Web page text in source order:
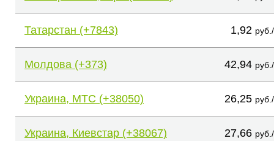
Татарстан (+7843) 1,92
Молдова (+373) 42,94
Украина, МТС (+38050) 26,25
Украина, Киевстар (+38067) 27,66